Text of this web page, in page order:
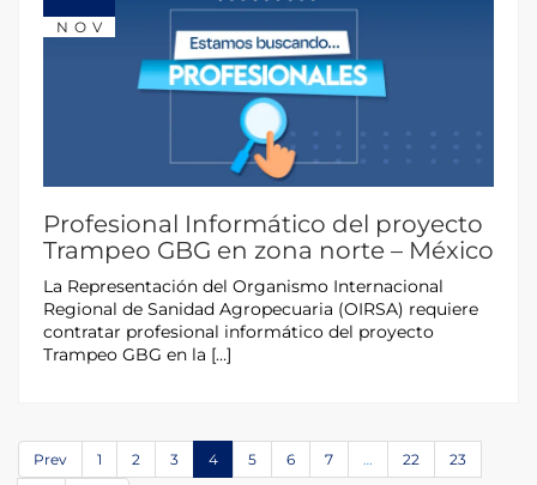
NOV
Profesional Informático del proyecto
Trampeo GBG en zona norte – México
La Representación del Organismo Internacional
Regional de Sanidad Agropecuaria (OIRSA) requiere
contratar profesional informático del proyecto
Trampeo GBG en la […]
Prev 1 2 3 4 5 6 7 … 22 23